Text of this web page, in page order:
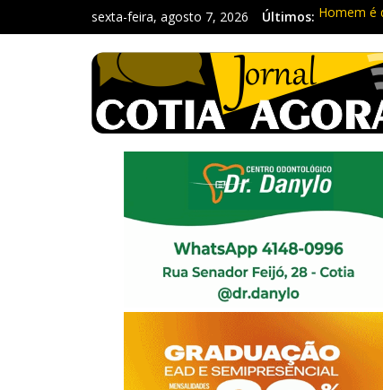
sexta-feira, agosto 7, 2026 Últimos: Homem é
Carretas
Traficante
Radares
PM